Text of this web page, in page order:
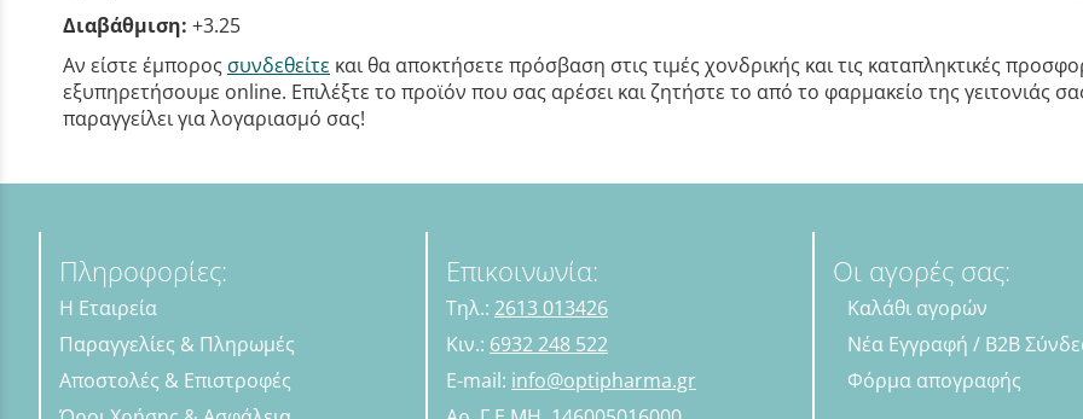
Διαβάθμιση: +3.25
Αν είστε έμπορος συνδεθείτε και θα αποκτήσετε πρόσβαση στις τιμές χονδρικής και τις καταπληκτικές
εξυπηρετήσουμε online. Επιλέξτε το προϊόν που σας αρέσει και ζητήστε το από το φαρμακείο της γειτονιάς
παραγγείλει για λογαριασμό σας!
Πληροφορίες:
Η Εταιρεία
Παραγγελίες & Πληρωμές
Αποστολές & Επιστροφές
Επικοινωνία:
Τηλ.: 2613 013426
Κιν.: 6932 248 522
E-mail: info@optipharma.gr
Οι αγορές σας:
Καλάθι αγορών
Νέα Εγγραφή / B2B
Φόρμα απογραφής